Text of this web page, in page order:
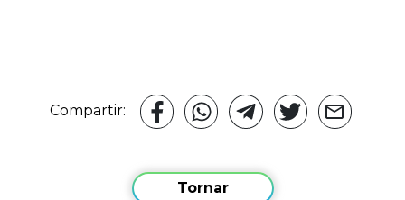
Compartir:
Tornar